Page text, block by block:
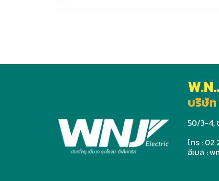
บริษัท
50/3-4,
โทร : 02
อีเมล :